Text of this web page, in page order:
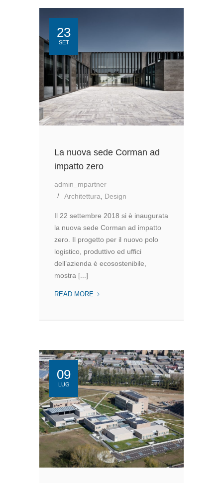
23
SET
La nuova sede Corman ad
impatto zero
admin_mpartner
Architettura
Design
Il 22 settembre 2018 si è inaugurata
la nuova sede Corman ad impatto
zero. Il progetto per il nuovo polo
logistico, produttivo ed uffici
dell’azienda è ecosostenibile,
mostra [...]
READ MORE
ZERO
09
LUG